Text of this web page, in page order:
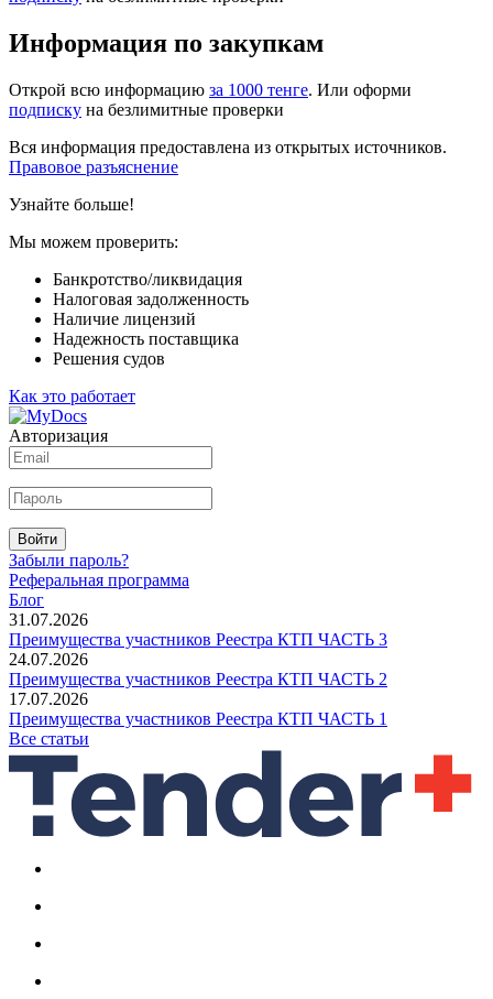
Информация по закупкам
Открой всю информацию за 1000 тенге. Или оформи
подписку на безлимитные проверки
Вся информация предоставлена из открытых источников.
Правовое разъяснение
Узнайте больше!
Мы можем проверить:
Банкротство/ликвидация
Налоговая задолженность
Наличие лицензий
Надежность поставщика
Решения судов
Как это работает
Авторизация
Войти
Забыли пароль?
Реферальная программа
Блог
31.07.2026
Преимущества участников Реестра КТП ЧАСТЬ 3
24.07.2026
Преимущества участников Реестра КТП ЧАСТЬ 2
17.07.2026
Преимущества участников Реестра КТП ЧАСТЬ 1
Все статьи